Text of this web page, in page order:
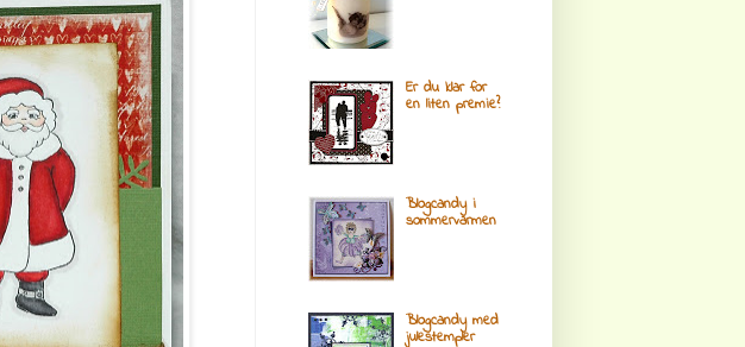
Er du klar for
en liten premie?
Blogcandy i
sommervarmen
Blogcandy med
julestempler